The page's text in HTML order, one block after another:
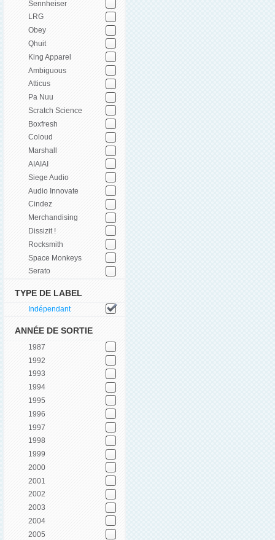
Sennheiser
LRG
Obey
Qhuit
King Apparel
Ambiguous
Atticus
Pa Nuu
Scratch Science
Boxfresh
Coloud
Marshall
AIAIAI
Siege Audio
Audio Innovate
Cindez
Merchandising
Dissizit !
Rocksmith
Space Monkeys
Serato
TYPE DE LABEL
Indépendant
ANNÉE DE SORTIE
1987
1992
1993
1994
1995
1996
1997
1998
1999
2000
2001
2002
2003
2004
2005